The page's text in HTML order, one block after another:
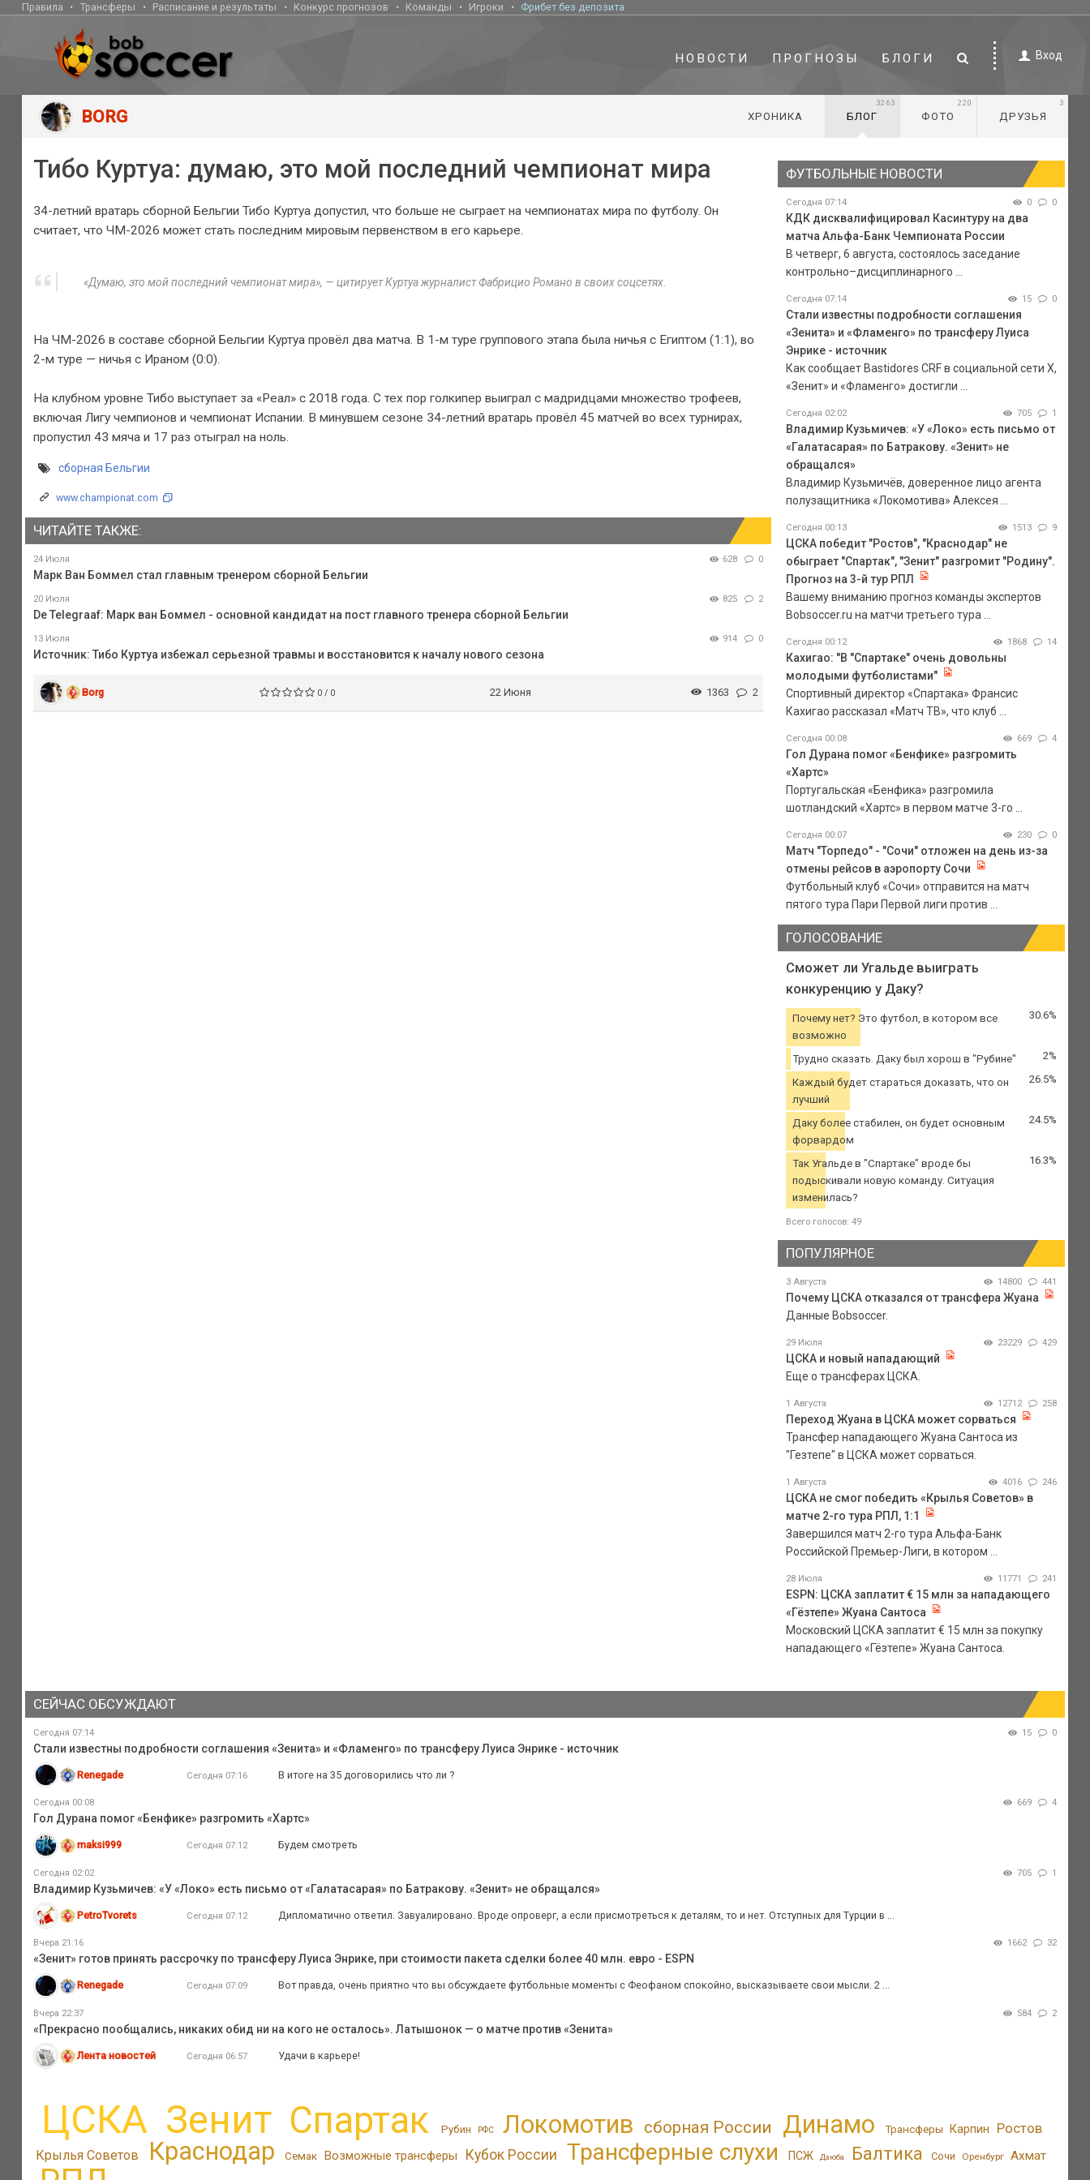
Правила Трансферы Расписание и результаты Конкурс прогнозов Команды Игроки Фрибет без депозита
НОВОСТИ ПРОГНОЗЫ БЛОГИ Вход
BORG ХРОНИКА БЛОГ
3263
ФОТО
220
ДРУЗЬЯ
3
Тибо Куртуа: думаю, это мой последний чемпионат мира
34-летний вратарь сборной Бельгии Тибо Куртуа допустил, что больше не сыграет на чемпионатах мира по футболу. Он
считает, что ЧМ-2026 может стать последним мировым первенством в его карьере.
«Думаю, это мой последний чемпионат мира», — цитирует Куртуа журналист Фабрицио Романо в своих соцсетях.
На ЧМ-2026 в составе сборной Бельгии Куртуа провёл два матча. В 1-м туре группового этапа была ничья с Египтом (1:1), во
2-м туре — ничья с Ираном (0:0).
На клубном уровне Тибо выступает за «Реал» с 2018 года. С тех пор голкипер выиграл с мадридцами множество трофеев,
включая Лигу чемпионов и чемпионат Испании. В минувшем сезоне 34-летний вратарь провёл 45 матчей во всех турнирах,
пропустил 43 мяча и 17 раз отыграл на ноль.
сборная Бельгии
www.championat.com
ЧИТАЙТЕ ТАКЖЕ:
24 Июля 628 0
Марк Ван Боммел стал главным тренером сборной Бельгии
20 Июля 825 2
De Telegraaf: Марк ван Боммел - основной кандидат на пост главного тренера сборной Бельгии
13 Июля 914 0
Источник: Тибо Куртуа избежал серьезной травмы и восстановится к началу нового сезона
Borg 0 / 0 22 Июня 1363 2
ФУТБОЛЬНЫЕ НОВОСТИ
Сегодня 07:14 0 0
КДК дисквалифицировал Касинтуру на два
матча Альфа-Банк Чемпионата России
В четверг, 6 августа, состоялось заседание
контрольно–дисциплинарного ...
Сегодня 07:14 15 0
Стали известны подробности соглашения
«Зенита» и «Фламенго» по трансферу Луиса
Энрике - источник
Как сообщает Bastidores CRF в социальной сети Х,
«Зенит» и «Фламенго» достигли ...
Сегодня 02:02 705 1
Владимир Кузьмичев: «У «Локо» есть письмо от
«Галатасарая» по Батракову. «Зенит» не
обращался»
Владимир Кузьмичёв, доверенное лицо агента
полузащитника «Локомотива» Алексея ...
Сегодня 00:13 1513 9
ЦСКА победит "Ростов", "Краснодар" не
обыграет "Спартак", "Зенит" разгромит "Родину".
Прогноз на 3-й тур РПЛ
Вашему вниманию прогноз команды экспертов
Bobsoccer.ru на матчи третьего тура ...
Сегодня 00:12 1868 14
Кахигао: "В "Спартаке" очень довольны
молодыми футболистами"
Спортивный директор «Спартака» Франсис
Кахигао рассказал «Матч ТВ», что клуб ...
Сегодня 00:08 669 4
Гол Дурана помог «Бенфике» разгромить
«Хартс»
Португальская «Бенфика» разгромила
шотландский «Хартс» в первом матче 3-го ...
Сегодня 00:07 230 0
Матч "Торпедо" - "Сочи" отложен на день из-за
отмены рейсов в аэропорту Сочи
Футбольный клуб «Сочи» отправится на матч
пятого тура Пари Первой лиги против ...
ГОЛОСОВАНИЕ
Сможет ли Угальде выиграть
конкуренцию у Даку?
Почему нет? Это футбол, в котором все
возможно
30.6%
Трудно сказать. Даку был хорош в "Рубине" 2%
Каждый будет стараться доказать, что он
лучший
26.5%
Даку более стабилен, он будет основным
форвардом
24.5%
Так Угальде в "Спартаке" вроде бы
подыскивали новую команду. Ситуация
изменилась?
16.3%
Всего голосов: 49
ПОПУЛЯРНОЕ
3 Августа 14800 441
Почему ЦСКА отказался от трансфера Жуана
Данные Bobsoccer.
29 Июля 23229 429
ЦСКА и новый нападающий
Еще о трансферах ЦСКА.
1 Августа 12712 258
Переход Жуана в ЦСКА может сорваться
Трансфер нападающего Жуана Сантоса из
"Гезтепе" в ЦСКА может сорваться.
1 Августа 4016 246
ЦСКА не смог победить «Крылья Советов» в
матче 2-го тура РПЛ, 1:1
Завершился матч 2-го тура Альфа-Банк
Российской Премьер-Лиги, в котором ...
28 Июля 11771 241
ESPN: ЦСКА заплатит € 15 млн за нападающего
«Гёзтепе» Жуана Сантоса
Московский ЦСКА заплатит € 15 млн за покупку
нападающего «Гёзтепе» Жуана Сантоса.
СЕЙЧАС ОБСУЖДАЮТ
Сегодня 07:14 15 0
Стали известны подробности соглашения «Зенита» и «Фламенго» по трансферу Луиса Энрике - источник
Renegade Сегодня 07:16 В итоге на 35 договорились что ли ?
Сегодня 00:08 669 4
Гол Дурана помог «Бенфике» разгромить «Хартс»
maksi999 Сегодня 07:12 Будем смотреть
Сегодня 02:02 705 1
Владимир Кузьмичев: «У «Локо» есть письмо от «Галатасарая» по Батракову. «Зенит» не обращался»
PetroTvorets Сегодня 07:12 Дипломатично ответил. Завуалировано. Вроде опроверг, а если присмотреться к деталям, то и нет. Отступных для Турции в ...
Вчера 21:16 1662 32
«Зенит» готов принять рассрочку по трансферу Луиса Энрике, при стоимости пакета сделки более 40 млн. евро - ESPN
Renegade Сегодня 07:09 Вот правда, очень приятно что вы обсуждаете футбольные моменты с Феофаном спокойно, высказываете свои мысли. 2 ...
Вчера 22:37 584 2
«Прекрасно пообщались, никаких обид ни на кого не осталось». Латышонок — о матче против «Зенита»
Лента новостей Сегодня 06:57 Удачи в карьере!
ЦСКА Зенит Спартак Рубин РФС Локомотив сборная России Динамо Трансферы Карпин Ростов
Крылья Советов Краснодар Семак Возможные трансферы Кубок России Трансферные слухи ПСЖ Дзюба Балтика Сочи Оренбург Ахмат